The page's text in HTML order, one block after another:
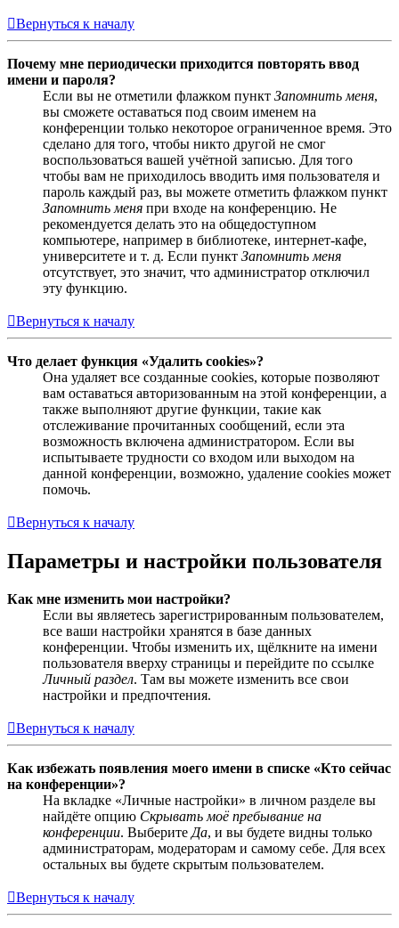
Вернуться к началу
Почему мне периодически приходится повторять ввод
имени и пароля?
Если вы не отметили флажком пункт Запомнить меня,
вы сможете оставаться под своим именем на
конференции только некоторое ограниченное время. Это
сделано для того, чтобы никто другой не смог
воспользоваться вашей учётной записью. Для того
чтобы вам не приходилось вводить имя пользователя и
пароль каждый раз, вы можете отметить флажком пункт
Запомнить меня при входе на конференцию. Не
рекомендуется делать это на общедоступном
компьютере, например в библиотеке, интернет-кафе,
университете и т. д. Если пункт Запомнить меня
отсутствует, это значит, что администратор отключил
эту функцию.
Вернуться к началу
Что делает функция «Удалить cookies»?
Она удаляет все созданные cookies, которые позволяют
вам оставаться авторизованным на этой конференции, а
также выполняют другие функции, такие как
отслеживание прочитанных сообщений, если эта
возможность включена администратором. Если вы
испытываете трудности со входом или выходом на
данной конференции, возможно, удаление cookies может
помочь.
Вернуться к началу
Параметры и настройки пользователя
Как мне изменить мои настройки?
Если вы являетесь зарегистрированным пользователем,
все ваши настройки хранятся в базе данных
конференции. Чтобы изменить их, щёлкните на имени
пользователя вверху страницы и перейдите по ссылке
Личный раздел. Там вы можете изменить все свои
настройки и предпочтения.
Вернуться к началу
Как избежать появления моего имени в списке «Кто сейчас
на конференции»?
На вкладке «Личные настройки» в личном разделе вы
найдёте опцию Скрывать моё пребывание на
конференции. Выберите Да, и вы будете видны только
администраторам, модераторам и самому себе. Для всех
остальных вы будете скрытым пользователем.
Вернуться к началу